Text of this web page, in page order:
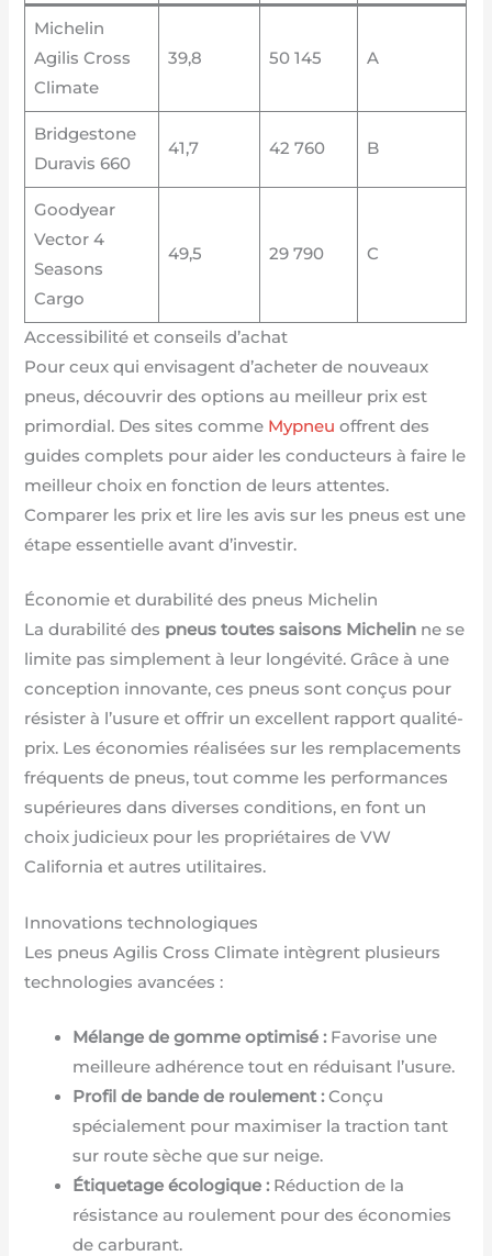
Michelin
Agilis Cross
Climate
39,8 50 145 A
Bridgestone
Duravis 660
41,7 42 760 B
Goodyear
Vector 4
Seasons
Cargo
49,5 29 790 C
Accessibilité et conseils d’achat
Pour ceux qui envisagent d’acheter de nouveaux
pneus, découvrir des options au meilleur prix est
primordial. Des sites comme Mypneu offrent des
guides complets pour aider les conducteurs à faire le
meilleur choix en fonction de leurs attentes.
Comparer les prix et lire les avis sur les pneus est une
étape essentielle avant d’investir.
Économie et durabilité des pneus Michelin
La durabilité des pneus toutes saisons Michelin ne se
limite pas simplement à leur longévité. Grâce à une
conception innovante, ces pneus sont conçus pour
résister à l’usure et offrir un excellent rapport qualité-
prix. Les économies réalisées sur les remplacements
fréquents de pneus, tout comme les performances
supérieures dans diverses conditions, en font un
choix judicieux pour les propriétaires de VW
California et autres utilitaires.
Innovations technologiques
Les pneus Agilis Cross Climate intègrent plusieurs
technologies avancées :
Mélange de gomme optimisé :Favorise une
meilleure adhérence tout en réduisant l’usure.
Profil de bande de roulement :Conçu
spécialement pour maximiser la traction tant
sur route sèche que sur neige.
Étiquetage écologique :Réduction de la
résistance au roulement pour des économies
de carburant.